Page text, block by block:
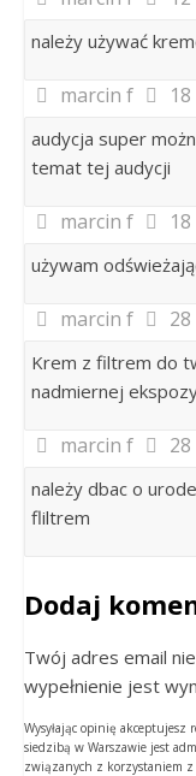
należy używać
marcin f
audycja super
temat tej audycji
marcin f
używam
marcin f
Krem z filtrem do
nadmiernej
marcin f
należy dbac o
fliltrem
Dodaj
Twój adres email
wypełnienie jest
Wysyłając opinię akceptujesz
siedzibą w Warszawie jest
związanych z korzystaniem z